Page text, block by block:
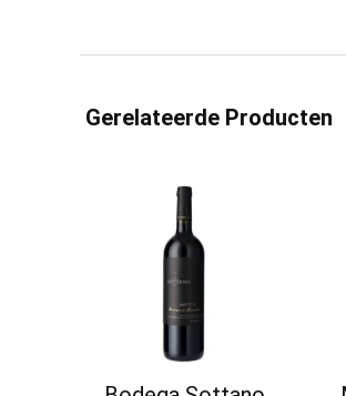
Gerelateerde Producten